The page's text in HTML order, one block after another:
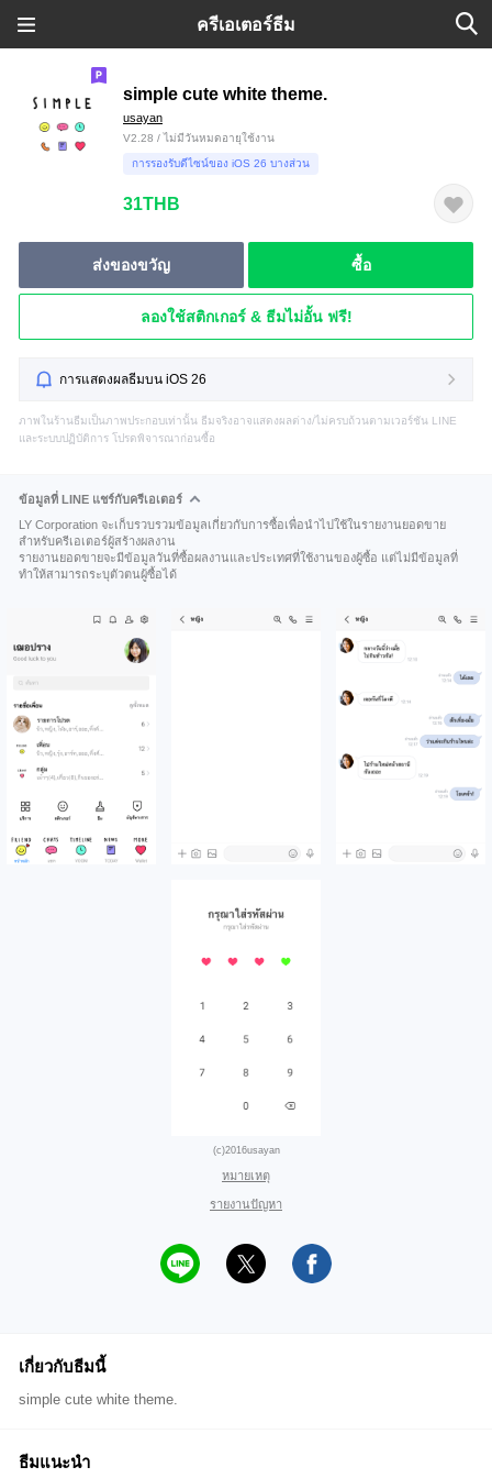
ครีเอเตอร์ธีม
simple cute white theme.
usayan
V2.28 / ไม่มีวันหมดอายุใช้งาน
การรองรับดีไซน์ของ iOS 26 บางส่วน
31THB
ส่งของขวัญ ซื้อ
ลองใช้สติกเกอร์ & ธีมไม่อั้น ฟรี!
การแสดงผลธีมบน iOS 26
ภาพในร้านธีมเป็นภาพประกอบเท่านั้น ธีมจริงอาจแสดงผลต่าง/ไม่ครบถ้วนตามเวอร์ชัน LINE
และระบบปฏิบัติการ โปรดพิจารณาก่อนซื้อ
ข้อมูลที่ LINE แชร์กับครีเอเตอร์
LY Corporation จะเก็บรวบรวมข้อมูลเกี่ยวกับการซื้อเพื่อนำไปใช้ในรายงานยอดขาย
สำหรับครีเอเตอร์ผู้สร้างผลงาน
รายงานยอดขายจะมีข้อมูลวันที่ซื้อผลงานและประเทศที่ใช้งานของผู้ซื้อ แต่ไม่มีข้อมูลที่
ทำให้สามารถระบุตัวตนผู้ซื้อได้
(c)2016usayan
หมายเหตุ
รายงานปัญหา
เกี่ยวกับธีมนี้
simple cute white theme.
ธีมแนะนำ